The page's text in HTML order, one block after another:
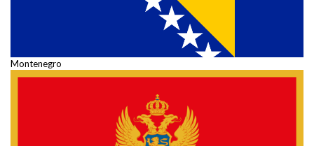
Montenegro